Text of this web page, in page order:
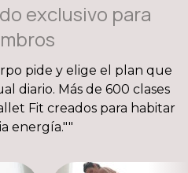
exclusivo para
pide y elige el plan que
diario. Más de 600 clases
Fit creados para habitar
energía.""